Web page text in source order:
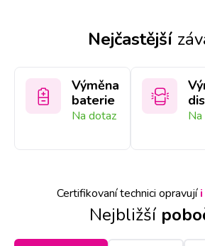
Nejčastější
Výměna
baterie
Na dotaz
Certifikovaní technici opravují
Nejbližší